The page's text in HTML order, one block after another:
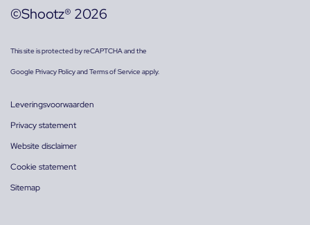
©Shootz® 2026
This site is protected by reCAPTCHA and the
GooglePrivacy PolicyandTerms of Serviceapply.
Leveringsvoorwaarden
Privacy statement
Website disclaimer
Cookie statement
Sitemap